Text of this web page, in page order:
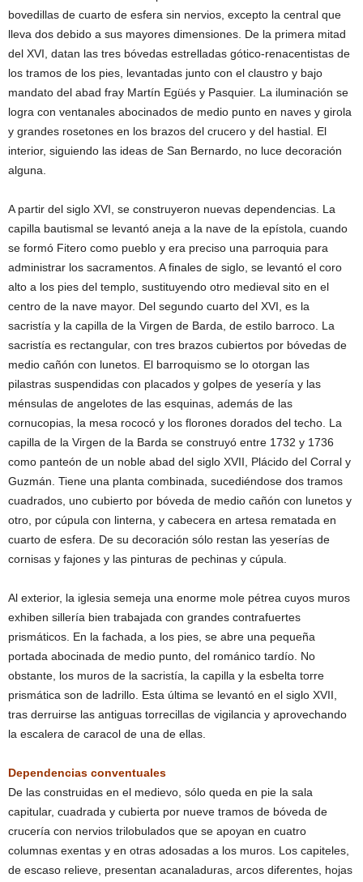
bovedillas de cuarto de esfera sin nervios, excepto la central que
lleva dos debido a sus mayores dimensiones. De la primera mitad
del XVI, datan las tres bóvedas estrelladas gótico-renacentistas de
los tramos de los pies, levantadas junto con el claustro y bajo
mandato del abad fray Martín Egüés y Pasquier. La iluminación se
logra con ventanales abocinados de medio punto en naves y girola
y grandes rosetones en los brazos del crucero y del hastial. El
interior, siguiendo las ideas de San Bernardo, no luce decoración
alguna.
A partir del siglo XVI, se construyeron nuevas dependencias. La
capilla bautismal se levantó aneja a la nave de la epístola, cuando
se formó Fitero como pueblo y era preciso una parroquia para
administrar los sacramentos. A finales de siglo, se levantó el coro
alto a los pies del templo, sustituyendo otro medieval sito en el
centro de la nave mayor. Del segundo cuarto del XVI, es la
sacristía y la capilla de la Virgen de Barda, de estilo barroco. La
sacristía es rectangular, con tres brazos cubiertos por bóvedas de
medio cañón con lunetos. El barroquismo se lo otorgan las
pilastras suspendidas con placados y golpes de yesería y las
ménsulas de angelotes de las esquinas, además de las
cornucopias, la mesa rococó y los florones dorados del techo. La
capilla de la Virgen de la Barda se construyó entre 1732 y 1736
como panteón de un noble abad del siglo XVII, Plácido del Corral y
Guzmán. Tiene una planta combinada, sucediéndose dos tramos
cuadrados, uno cubierto por bóveda de medio cañón con lunetos y
otro, por cúpula con linterna, y cabecera en artesa rematada en
cuarto de esfera. De su decoración sólo restan las yeserías de
cornisas y fajones y las pinturas de pechinas y cúpula.
Al exterior, la iglesia semeja una enorme mole pétrea cuyos muros
exhiben sillería bien trabajada con grandes contrafuertes
prismáticos. En la fachada, a los pies, se abre una pequeña
portada abocinada de medio punto, del románico tardío. No
obstante, los muros de la sacristía, la capilla y la esbelta torre
prismática son de ladrillo. Esta última se levantó en el siglo XVII,
tras derruirse las antiguas torrecillas de vigilancia y aprovechando
la escalera de caracol de una de ellas.
Dependencias conventuales
De las construidas en el medievo, sólo queda en pie la sala
capitular, cuadrada y cubierta por nueve tramos de bóveda de
crucería con nervios trilobulados que se apoyan en cuatro
columnas exentas y en otras adosadas a los muros. Los capiteles,
de escaso relieve, presentan acanaladuras, arcos diferentes, hojas